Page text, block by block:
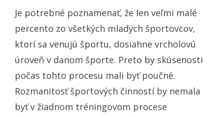
Je potrebné poznamenať, že len veľmi malé
percento zo všetkých mladých športovcov,
ktorí sa venujú športu, dosiahne vrcholovú
úroveň v danom športe. Preto by skúsenosti
počas tohto procesu mali byť poučné.
Rozmanitosť športových činností by nemala
byť v žiadnom tréningovom procese